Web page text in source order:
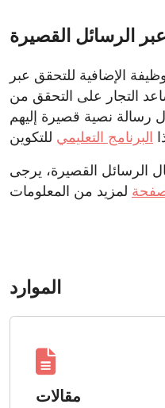
الرسائل القصيرة
الإضافية للتحقق عبر
التجار على التحقق من
رسالة نصية قصيرة إليهم
البرنامج التعليمي
الرسائل القصيرة، يرجى
الموارد
مقالات